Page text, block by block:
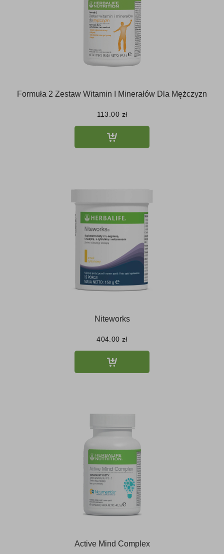
Formuła 2 Zestaw Witamin I Minerałów Dla Mężczyzn
113.00 zł
Niteworks
404.00 zł
Active Mind Complex